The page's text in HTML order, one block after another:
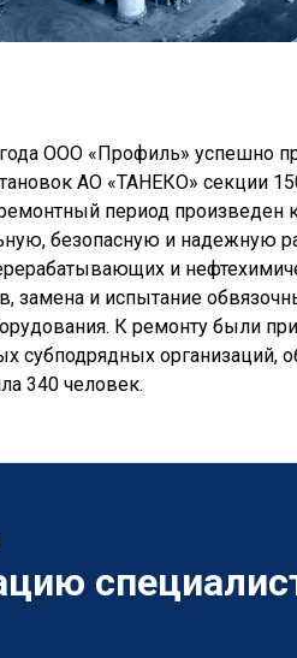
ООО «Профиль» успешно
АО «ТАНЕКО» секции
период произведен
безопасную и надежную
и
замена и испытание
К ремонту были
субподрядных организаций,
340 человек.